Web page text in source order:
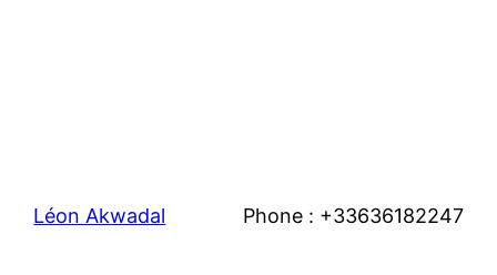
Léon Akwadal Phone : +33636182247